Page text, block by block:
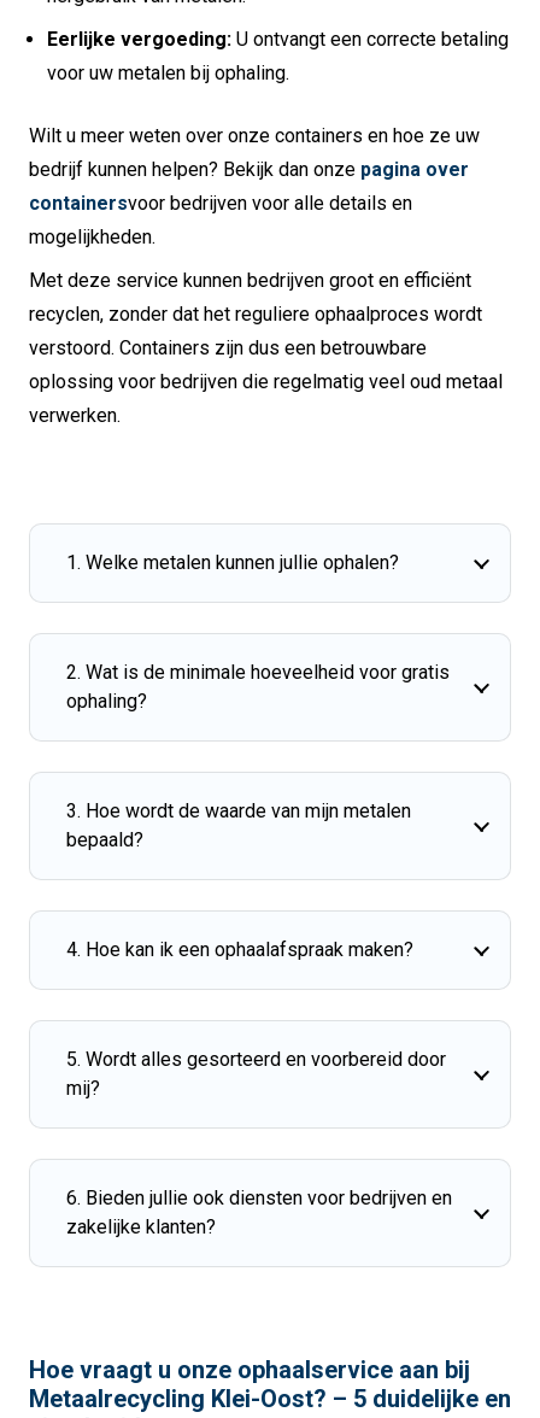
Eerlijke vergoeding: U ontvangt een correcte betaling
voor uw metalen bij ophaling.
Wilt u meer weten over onze containers en hoe ze uw
bedrijf kunnen helpen? Bekijk dan onze pagina over
containersvoor bedrijven voor alle details en
mogelijkheden.
Met deze service kunnen bedrijven groot en efficiënt
recyclen, zonder dat het reguliere ophaalproces wordt
verstoord. Containers zijn dus een betrouwbare
oplossing voor bedrijven die regelmatig veel oud metaal
verwerken.
1. Welke metalen kunnen jullie ophalen?
2. Wat is de minimale hoeveelheid voor gratis
ophaling?
3. Hoe wordt de waarde van mijn metalen
bepaald?
4. Hoe kan ik een ophaalafspraak maken?
5. Wordt alles gesorteerd en voorbereid door
mij?
6. Bieden jullie ook diensten voor bedrijven en
zakelijke klanten?
Hoe vraagt u onze ophaalservice aan bij
Metaalrecycling Klei-Oost? – 5 duidelijke en